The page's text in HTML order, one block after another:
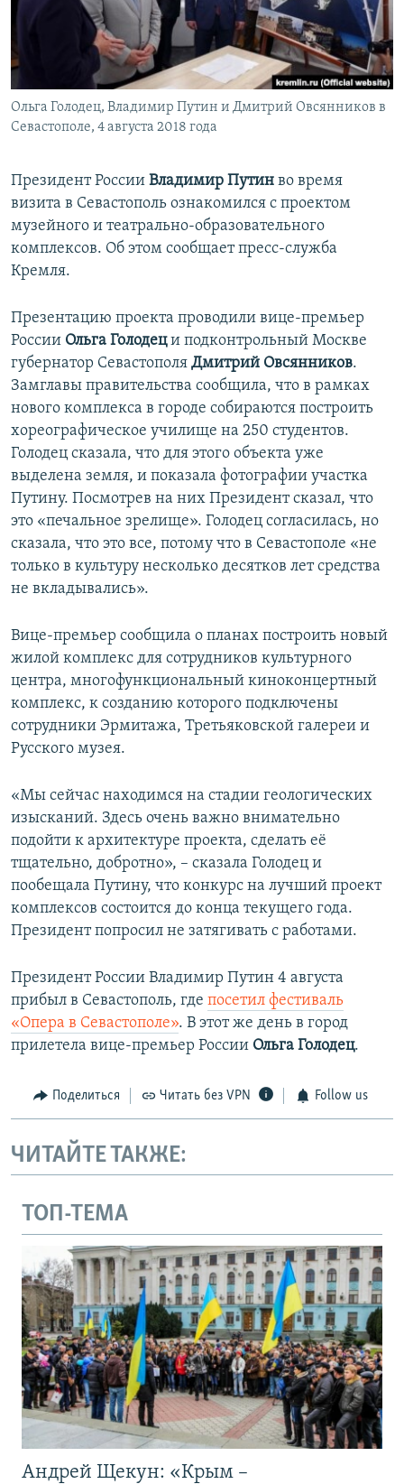
ПОБЕДИТЕЛЕЙ НЕ СУДЯТ?
КРЫМ.НЕПОКОРЕННЫЙ
УКРАИНСКАЯ ПРОБЛЕМА КРЫМА
ПРИСОЕДИНЯЙТЕСЬ!
Все сайты RFE/RL
Ольга Голодец, Владимир Путин и Дмитрий Овсянников в
Севастополе, 4 августа 2018 года
Президент России Владимир Путин во время
визита в Севастополь ознакомился с проектом
музейного и театрально-образовательного
комплексов. Об этом сообщает пресс-служба
Кремля.
Презентацию проекта проводили вице-премьер
России Ольга Голодеци подконтрольный Москве
губернатор Севастополя Дмитрий Овсянников.
Замглавы правительства сообщила, что в рамках
нового комплекса в городе собираются построить
хореографическое училище на 250 студентов.
Голодец сказала, что для этого объекта уже
выделена земля, и показала фотографии участка
Путину. Посмотрев на них Президент сказал, что
это «печальное зрелище». Голодец согласилась, но
сказала, что это все, потому что в Севастополе «не
только в культуру несколько десятков лет средства
не вкладывались».
Вице-премьер сообщила о планах построить новый
жилой комплекс для сотрудников культурного
центра, многофункциональный киноконцертный
комплекс, к созданию которого подключены
сотрудники Эрмитажа, Третьяковской галереи и
Русского музея.
«Мы сейчас находимся на стадии геологических
изысканий. Здесь очень важно внимательно
подойти к архитектуре проекта, сделать её
тщательно, добротно», – сказала Голодец и
пообещала Путину, что конкурс на лучший проект
комплексов состоится до конца текущего года.
Президент попросил не затягивать с работами.
Президент России Владимир Путин 4 августа
прибыл в Севастополь, где посетил фестиваль
«Опера в Севастополе». В этот же день в город
прилетела вице-премьер России Ольга Голодец.
Поделиться Читать без VPN Follow us
ЧИТАЙТЕ ТАКЖЕ:
ТОП-ТЕМА
Андрей Щекун: «Крым –